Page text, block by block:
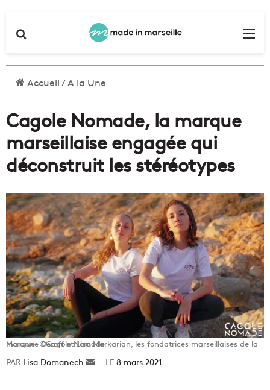
Accueil/A la Une
Cagole Nomade, la marque
marseillaise engagée qui
déconstruit les stéréotypes
Moranne Deroff et Lisa Markarian, les fondatrices marseillaises de la marque. ©Cagole Nomade
Lisa Domanech
Envoyer8 mars 2021